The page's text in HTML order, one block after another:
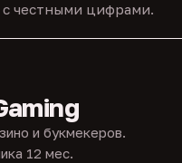
с честными цифрами.
и букмекеров.
12 мес.